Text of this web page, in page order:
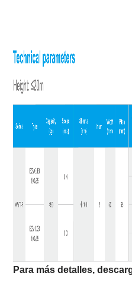
Para más detalles,